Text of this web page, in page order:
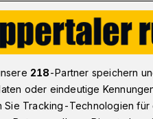
Kitas“: Diakonie fordert Geld
218-Partner speichern
oder eindeutige
Sie Tracking-Technologien für